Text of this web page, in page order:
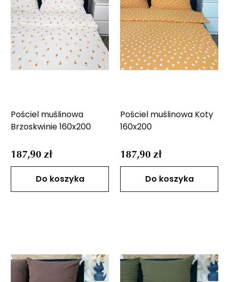
Pościel muślinowa
Brzoskwinie 160x200
187,90 zł
Do koszyka
Pościel muślinowa Koty
160x200
187,90 zł
Do koszyka